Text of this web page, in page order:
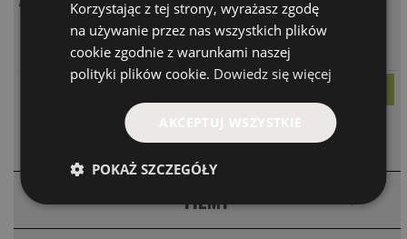
CENA
NRX+ 903C MBR
2 997.00 PLN
KOMENTARZE ❮
FILMY
Korzystając z tej strony, wyrażasz zgodę
na używanie przez nas wszystkich plików
cookie zgodnie z warunkami naszej
polityki plików cookie. Dowiedz się więcej
AKCEPTUJ WSZYSTKIE
POKAŻ SZCZEGÓŁY